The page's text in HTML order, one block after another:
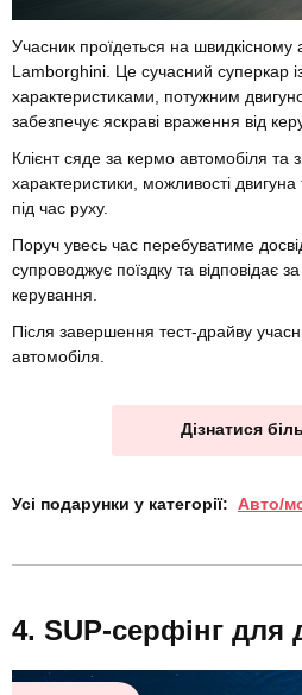
Учасник проїдеться на швидкісному
Lamborghini. Це сучасний суперкар
характеристиками, потужним
забезпечує яскраві враження від
Клієнт сяде за кермо автомобіля та
характеристики, можливості
під час руху.
Поруч увесь час перебуватиме
супроводжує поїздку та відповідає
керування.
Після завершення тест-драйву
автомобіля.
Дізнатися
Усі подарунки у категорії: Авто/
SUP-серфінг для